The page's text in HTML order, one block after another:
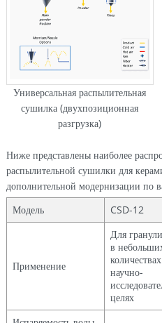
Универсальная распылительная
сушилка (двухпозиционная
разгрузка)
Ниже представлены наиболее
распылительной сушилки для
дополнительной модернизации по
Модель
CSD-12
Применение
Для
в
научно-
целях